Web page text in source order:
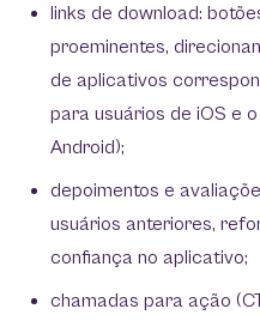
links de download:
proeminentes,
de aplicativos
para usuários de iOS e
Android);
depoimentos e
usuários anteriores,
confiança no aplicativo;
chamadas para ação